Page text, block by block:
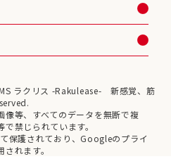
ラクリス -Rakulease- 新感覚、筋
像等、すべてのデータを無断で複
禁じられています。
保護されており、Googleのプライ
れます。